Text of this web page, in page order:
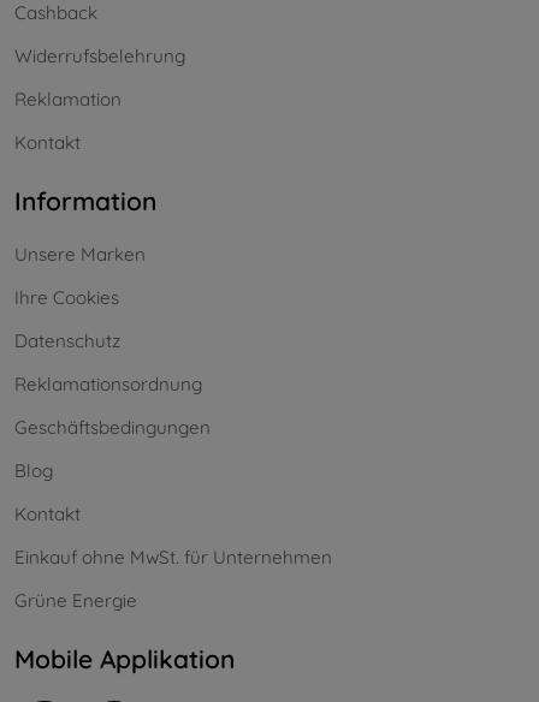
Cashback
Widerrufsbelehrung
Reklamation
Kontakt
Information
Unsere Marken
Ihre Cookies
Datenschutz
Reklamationsordnung
Geschäftsbedingungen
Blog
Kontakt
Einkauf ohne MwSt. für Unternehmen
Grüne Energie
Mobile Applikation